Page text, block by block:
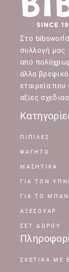
Στο
συλλογή μας
από
άλλα
εταιρεία που
αξίες
ΠΙΠΙΛΕΣ
ΦΑΓΗΤΟ
ΜΑΣΗΤΙΚΑ
ΓΙΑ ΤΟΝ
ΓΙΑ ΤΟ
ΑΞΕΣΟΥΑΡ
ΣΕΤ ΔΩΡΟΥ
ΣΧΕΤΙΚΆ ΜΕ